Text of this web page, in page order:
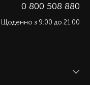
0 800 508 880
Щоденно з 9:00 до 21:00